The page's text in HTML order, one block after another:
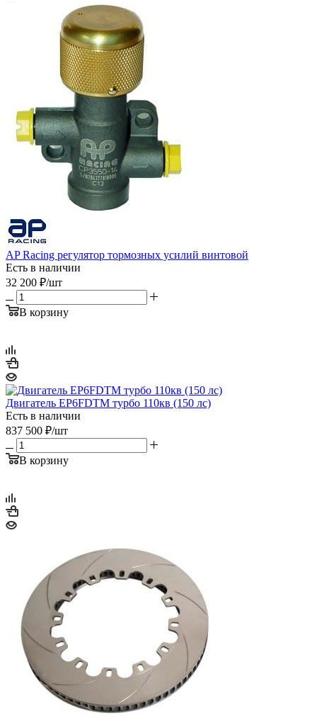
AP Racing регулятор тормозных усилий винтовой
Есть в наличии
32 200 ₽/шт
В корзину
Двигатель EP6FDTM турбо 110кв (150 лс)
Есть в наличии
837 500 ₽/шт
В корзину